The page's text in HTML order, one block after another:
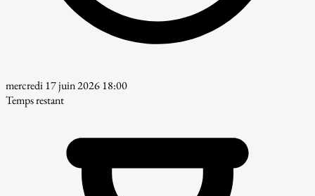
mercredi 17 juin 2026 18:00
Temps restant